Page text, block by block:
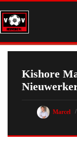
Ga
naar
de
inhoud
Kishore
Marcel